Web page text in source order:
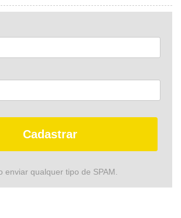
Cadastrar
enviar qualquer tipo de SPAM.